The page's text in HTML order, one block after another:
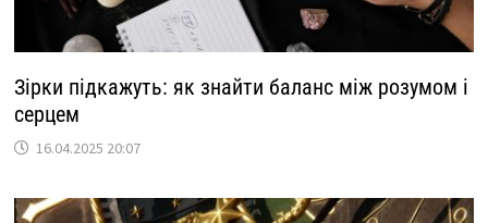
Зірки підкажуть: як знайти баланс між розумом і
серцем
16.04.2025 20:07